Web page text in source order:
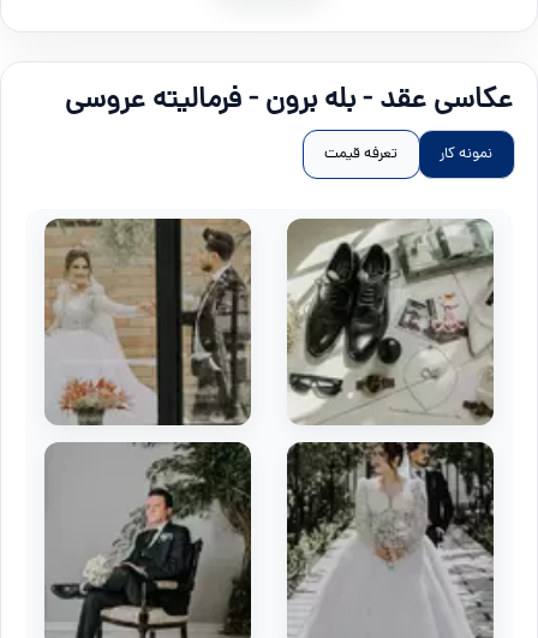
عکاسی عقد - بله برون - فرمالیته عروسی
نمونه کار تعرفه قیمت